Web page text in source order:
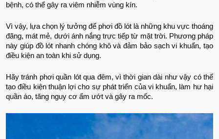
bệnh, có thể gây ra viêm nhiễm vùng kín.
Vì vậy, lựa chọn lý tưởng để phơi đồ lót là những khu vực thoáng
đãng, mát mẻ, dưới ánh nắng trực tiếp từ mặt trời. Phương pháp
này giúp đồ lót nhanh chóng khô và đảm bảo sạch vi khuẩn, tạo
điều kiện an toàn khi sử dụng.
Hãy tránh phơi quần lót qua đêm, vì thời gian dài như vậy có thể
tạo điều kiện thuận lợi cho sự phát triển của vi khuẩn, làm hư hại
quần áo, tăng nguy cơ ẩm ướt và gây ra mốc.